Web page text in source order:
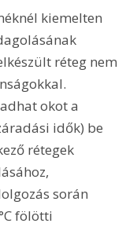
kiemelten
réteg nem
okot a
idők) be
rétegek
során
fölötti